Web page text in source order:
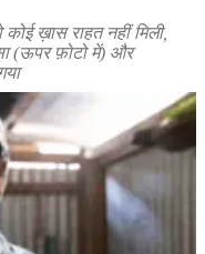
ख़ास राहत नहीं मिली,
(ऊपर फ़ोटो में) और